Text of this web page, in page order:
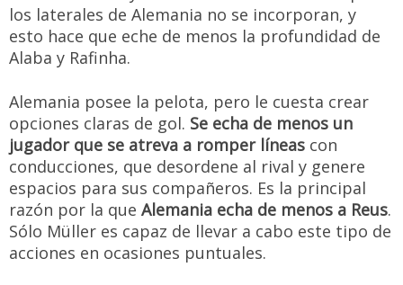
los laterales de Alemania no se incorporan, y
esto hace que eche de menos la profundidad de
Alaba y Rafinha.
Alemania posee la pelota, pero le cuesta crear
opciones claras de gol. Se echa de menos un
jugador que se atreva a romper líneas con
conducciones, que desordene al rival y genere
espacios para sus compañeros. Es la principal
razón por la que Alemania echa de menos a Reus.
Sólo Müller es capaz de llevar a cabo este tipo de
acciones en ocasiones puntuales.